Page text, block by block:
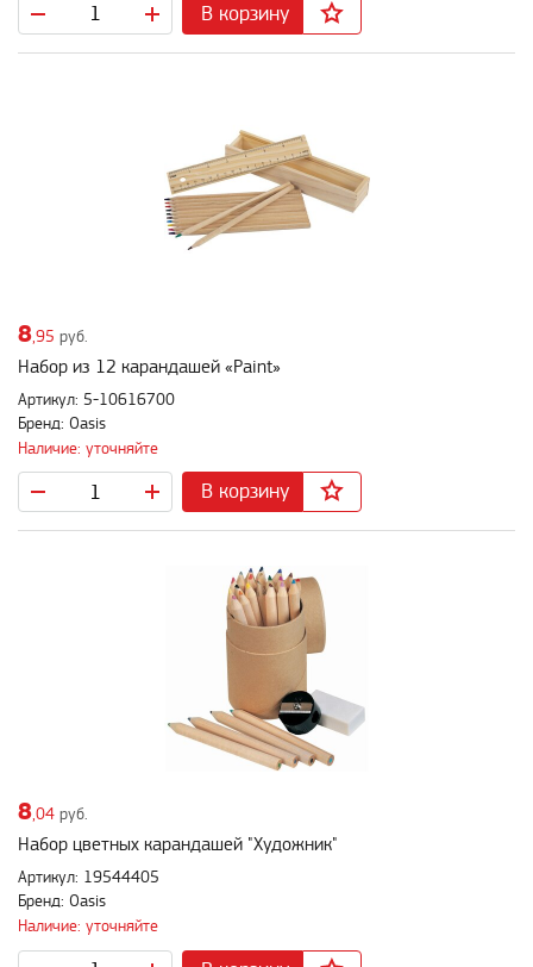
В корзину
8 ,95 руб.
Набор из 12 карандашей «Paint»
Артикул: 5-10616700
Бренд: Oasis
Наличие: уточняйте
В корзину
8,04 руб.
Набор цветных карандашей "Художник"
Артикул: 19544405
Бренд: Oasis
Наличие: уточняйте